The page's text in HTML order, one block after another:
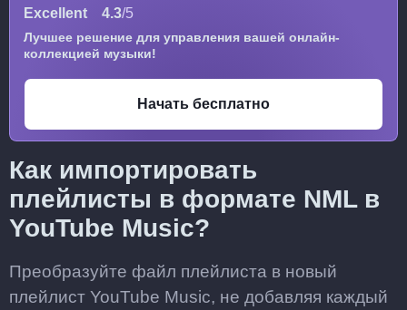
Excellent 4.3/5
Лучшее решение для управления вашей онлайн-
коллекцией музыки!
Начать бесплатно
Как импортировать
плейлисты в формате NML в
YouTube Music?
Преобразуйте файл плейлиста в новый
плейлист YouTube Music, не добавляя каждый